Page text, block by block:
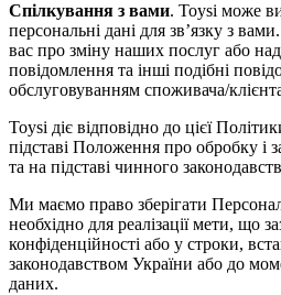
Спілкування з вами. Toysi може
персональні дані для зв’язку з
вас про зміну наших послуг або
повідомлення та інші подібні
обслуговуванням споживача/
Toysi діє відповідно до цієї
підставі Положення про обробку і
та на підставі чинного
Ми маємо право зберігати
необхідно для реалізації мети, що
конфіденційності або у строки,
законодавством України або до
даних.